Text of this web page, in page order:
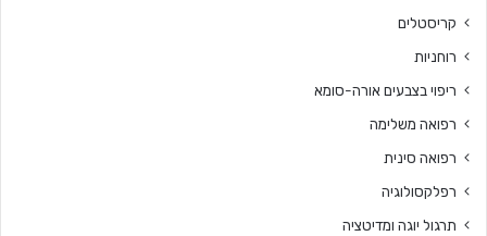
קריסטלים
רוחניות
ריפוי בצבעים אורה-סומא
רפואה משלימה
רפואה סינית
רפלקסולוגיה
תרגול יוגה ומדיטציה